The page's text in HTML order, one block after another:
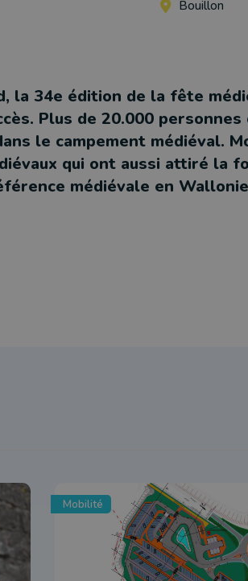
Bouillon
la 34e édition de la fête
Plus de 20.000
le campement médiéval.
qui ont aussi attiré la
médiévale en
Mobilité